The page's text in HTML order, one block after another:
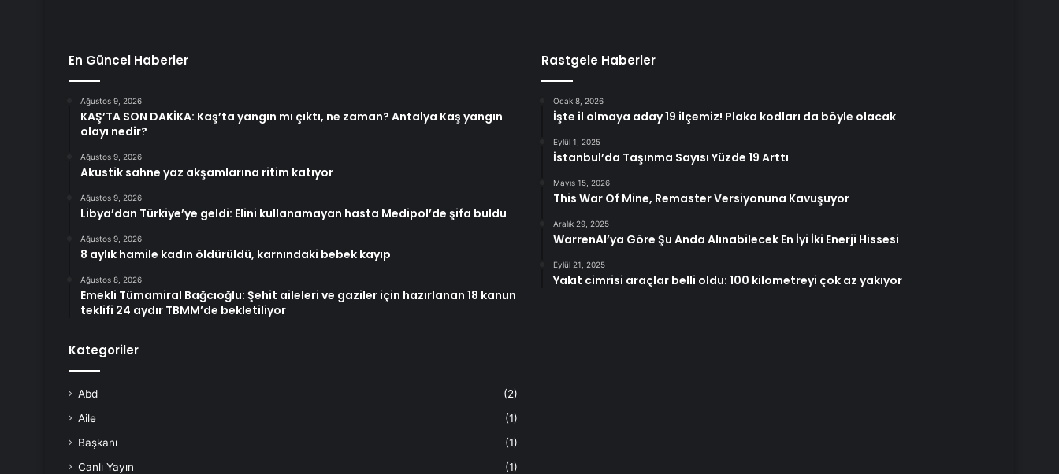
En Güncel Haberler
Ağustos 9, 2026
KAŞ’TA SON DAKİKA: Kaş’ta yangın mı çıktı, ne zaman? Antalya Kaş yangın
olayı nedir?
Ağustos 9, 2026
Akustik sahne yaz akşamlarına ritim katıyor
Ağustos 9, 2026
Libya’dan Türkiye’ye geldi: Elini kullanamayan hasta Medipol’de şifa buldu
Ağustos 9, 2026
8 aylık hamile kadın öldürüldü, karnındaki bebek kayıp
Ağustos 8, 2026
Emekli Tümamiral Bağcıoğlu: Şehit aileleri ve gaziler için hazırlanan 18 kanun
teklifi 24 aydır TBMM’de bekletiliyor
Kategoriler
Abd
(2)
Aile
(1)
Başkanı
(1)
Canlı Yayın
(1)
Rastgele Haberler
Ocak 8, 2026
İşte il olmaya aday 19 ilçemiz! Plaka kodları da böyle olacak
Eylül 1, 2025
İstanbul’da Taşınma Sayısı Yüzde 19 Arttı
Mayıs 15, 2026
This War Of Mine, Remaster Versiyonuna Kavuşuyor
Aralık 29, 2025
WarrenAI’ya Göre Şu Anda Alınabilecek En İyi İki Enerji Hissesi
Eylül 21, 2025
Yakıt cimrisi araçlar belli oldu: 100 kilometreyi çok az yakıyor